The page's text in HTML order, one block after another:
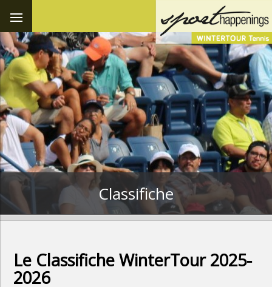
Classifiche
Le Classifiche WinterTour 2025-
2026